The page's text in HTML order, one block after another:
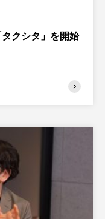
クシタ」を開始